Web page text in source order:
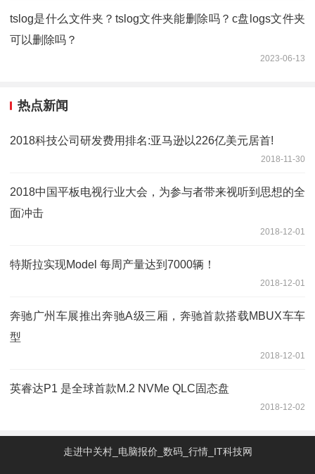
tslog是什么文件夹？tslog文件夹能删除吗？c盘logs文件夹
可以删除吗？
2023-06-13
热点新闻
2018科技公司研发费用排名:亚马逊以226亿美元居首!
2018-11-30
2018中国平板电视行业大会，为参与者带来视听到思想的全
面冲击
2018-12-01
特斯拉实现Model 每周产量达到7000辆！
2018-12-01
奔驰广州车展推出奔驰A级三厢，奔驰首款搭载MBUX车车
型
2018-12-01
英睿达P1 是全球首款M.2 NVMe QLC固态盘
2018-12-02
走进中关村_电脑报价_数码_行情_IT科技网